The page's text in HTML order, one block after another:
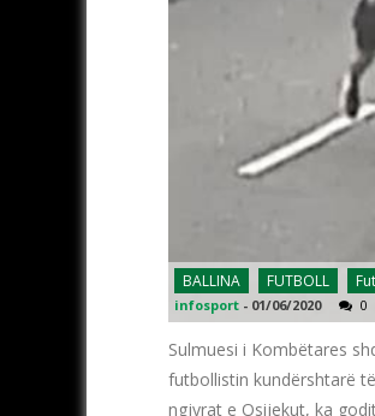
BALLINA FUTBOLL
infosport - 01/06/2020 0
Sulmuesi i Kombëtares
futbollistin kundërshtarë
ngjyrat e Osijekut, ka